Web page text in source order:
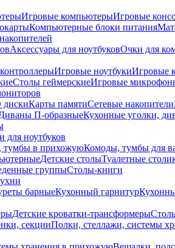
Игровые компьютерыИгровые
Компьютерные блоки питания
Аксессуары для ноутбуковОчки для
Игровые ноутбукиИгровые
Столы геймерскиеИгровые
Карты памятиСетевые накопители
П-образныеКухонные уголки,
для ноутбуков
тумбы в прихожуюКомоды, тумбы для
Детские столыТуалетные
группыСтолы-книги
барныеКухонный гарнитур
Детские кроватки-трансформеры
секцииПолки, стеллажи, системы